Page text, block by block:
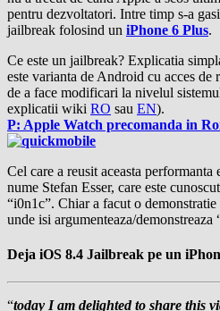
pentru dezvoltatori. Intre timp s-a
jailbreak folosind un iPhone 6 Plus.
Ce este un jailbreak? Explicatia
este varianta de Android cu acces
de a face modificari la nivelul
explicatii wiki RO sau EN).
P: Apple Watch precomanda in
Cel care a reusit aceasta performanta
nume Stefan Esser, care este
“i0n1c”. Chiar a facut o
unde isi argumenteaza/demonstreaza
Deja iOS 8.4 Jailbreak pe un
“today I am delighted to share this